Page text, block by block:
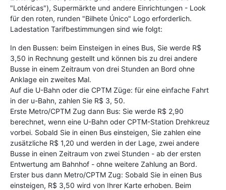
"Lotéricas"), Supermärkte und andere Einrichtungen - Look
für den roten, runden "Bilhete Único" Logo erforderlich.
Ladestation Tarifbestimmungen sind wie folgt:
In den Bussen: beim Einsteigen in eines Bus, Sie werde R$
3,50 in Rechnung gestellt und können bis zu drei andere
Busse in einem Zeitraum von drei Stunden an Bord ohne
Anklage ein zweites Mal.
Auf die U-Bahn oder die CPTM Züge: für eine einfache Fahrt
in der u-Bahn, zahlen Sie R$ 3, 50.
Erste Metro/CPTM Zug dann Bus: Sie werde R$ 2,90
berechnet, wenn eine U-Bahn oder CPTM-Station Drehkreuz
vorbei. Sobald Sie in einen Bus einsteigen, Sie zahlen eine
zusätzliche R$ 1,20 und werden in der Lage, zwei andere
Busse in einen Zeitraum von zwei Stunden - ab der ersten
Entwertung am Bahnhof - ohne weitere Zahlung an Bord.
Erster bus dann Metro/CPTM Zug: Sobald Sie in einen Bus
einsteigen, R$ 3,50 wird von Ihrer Karte erhoben. Beim